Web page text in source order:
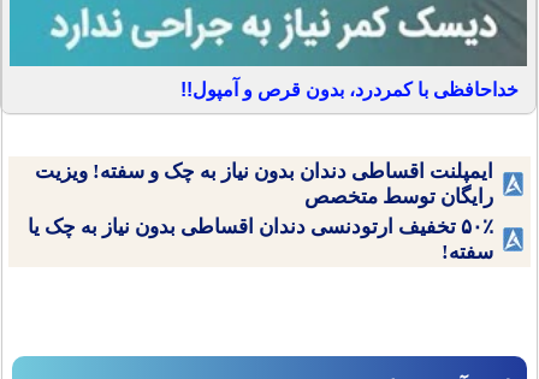
خداحافظی با کمردرد، بدون قرص و آمپول!!
ایمپلنت اقساطی دندان بدون نیاز به چک و سفته! ویزیت
رایگان توسط متخصص
۵۰٪ تخفیف ارتودنسی دندان اقساطی بدون نیاز به چک یا
سفته!